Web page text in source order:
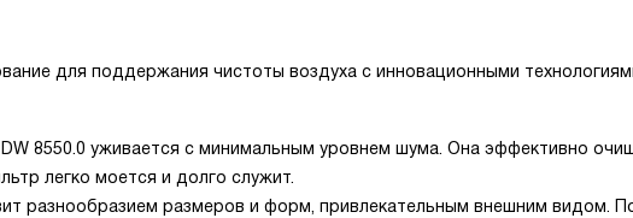
для поддержания чистоты воздуха с инновационными
8550.0 уживается с минимальным уровнем шума. Она эффективно
легко моется и долго служит.
разнообразием размеров и форм, привлекательным внешним видом.